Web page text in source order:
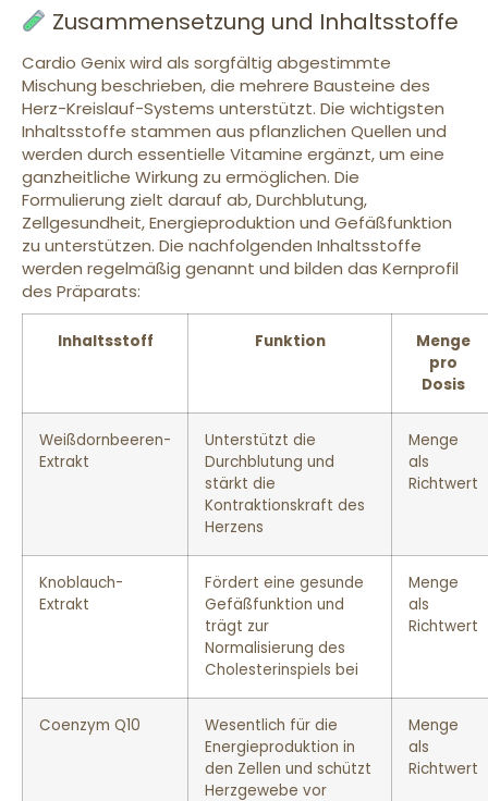
Zusammensetzung und Inhaltsstoffe
Cardio Genix wird als sorgfältig abgestimmte
Mischung beschrieben, die mehrere Bausteine des
Herz-Kreislauf-Systems unterstützt. Die wichtigsten
Inhaltsstoffe stammen aus pflanzlichen Quellen und
werden durch essentielle Vitamine ergänzt, um eine
ganzheitliche Wirkung zu ermöglichen. Die
Formulierung zielt darauf ab, Durchblutung,
Zellgesundheit, Energieproduktion und Gefäßfunktion
zu unterstützen. Die nachfolgenden Inhaltsstoffe
werden regelmäßig genannt und bilden das Kernprofil
des Präparats:
Inhaltsstoff Funktion
Menge
pro
Dosis
Weißdornbeeren-
Extrakt
Unterstützt die
Durchblutung und
stärkt die
Kontraktionskraft des
Herzens
Menge
als
Richtwert
Knoblauch-
Extrakt
Fördert eine gesunde
Gefäßfunktion und
trägt zur
Normalisierung des
Cholesterinspiels bei
Menge
als
Richtwert
Coenzym Q10
Wesentlich für die
Energieproduktion in
den Zellen und schützt
Herzgewebe vor
Menge
als
Richtwert